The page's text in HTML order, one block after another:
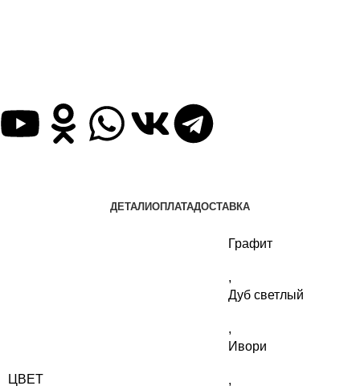
ДЕТАЛИОПЛАТАДОСТАВКА
ЦВЕТ
Графит
,
Дуб светлый
,
Ивори
,